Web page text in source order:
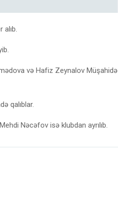
və Hafiz Zeynalov Müşahidə
qalıblar.
Nəcəfov isə klubdan ayrılıb.